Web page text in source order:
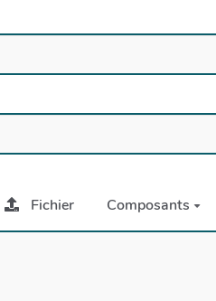
Fichier Composants